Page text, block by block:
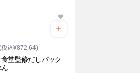
税込¥872.64)
堂監修だしパック